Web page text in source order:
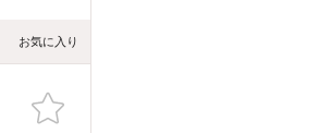
お気に入り